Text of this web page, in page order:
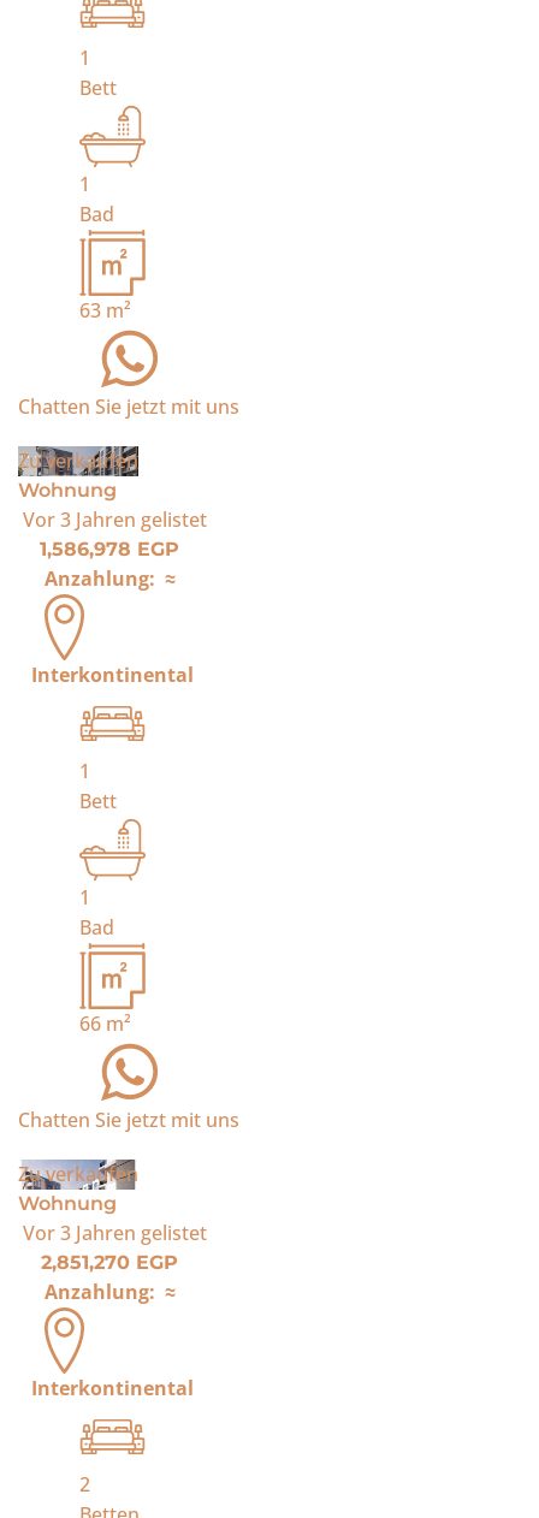
1
Bett
1
Bad
63 m²
Chatten Sie jetzt mit uns
Zu verkaufen
Wohnung
Vor 3 Jahren gelistet
1,586,978 EGP
Anzahlung: ≈
Interkontinental
1
Bett
1
Bad
66 m²
Chatten Sie jetzt mit uns
Zu verkaufen
Wohnung
Vor 3 Jahren gelistet
2,851,270 EGP
Anzahlung: ≈
Interkontinental
2